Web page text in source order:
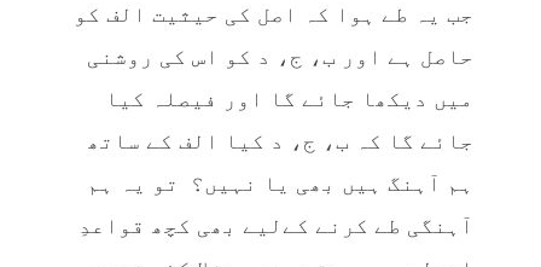
جب یہ طے ہوا کہ اصل کی حیثیت الف کو
حاصل ہے اور ب، ج، د کو اس کی روشنی
میں دیکھا جائے گا اور فیصلہ کیا
جائے گا کہ ب، ج، د کیا الف کے ساتھ
ہم آہنگ ہیں بھی یا نہیں؟ تو یہ ہم
آہنگی طے کرنے کےلیے بھی کچھ قواعدِ